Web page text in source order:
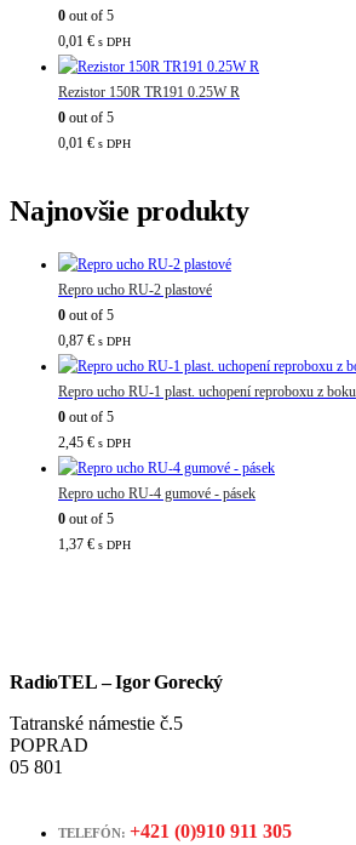
0 out of 5
0,01 € s DPH
Rezistor 150R TR191 0.25W R
0 out of 5
0,01 € s DPH
Najnovšie produkty
Repro ucho RU-2 plastové
0 out of 5
0,87 € s DPH
Repro ucho RU-1 plast. uchopení reproboxu z boku
0 out of 5
2,45 € s DPH
Repro ucho RU-4 gumové - pásek
0 out of 5
1,37 € s DPH
RadioTEL – Igor Gorecký
Tatranské námestie č.5
POPRAD
05 801
TELEFÓN: +421 (0)910 911 305